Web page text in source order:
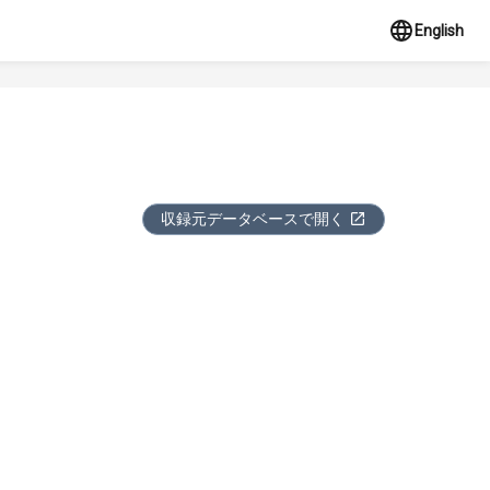
English
収録元データベースで開く